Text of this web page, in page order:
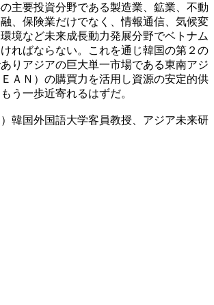
主要投資分野である製造業、鉱業、不動
、保険業だけでなく、情報通信、気候変
境など未来成長動力発展分野でベトナム
ればならない。これを通じ韓国の第２の
りアジアの巨大単一市場である東南アジ
ＡＮ）の購買力を活用し資源の安定的供
う一歩近寄れるはずだ。
韓国外国語大学客員教授、アジア未来研